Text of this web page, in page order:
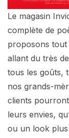
Le magasin
complète de
proposons tout
allant du très
tous les goûts,
nos grands-
clients
leurs envies,
ou un look plus